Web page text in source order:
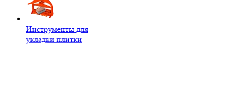
Инструменты для
укладки плитки